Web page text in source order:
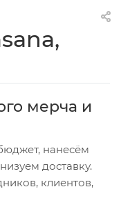
мерча и
нанесём
доставку.
клиентов,